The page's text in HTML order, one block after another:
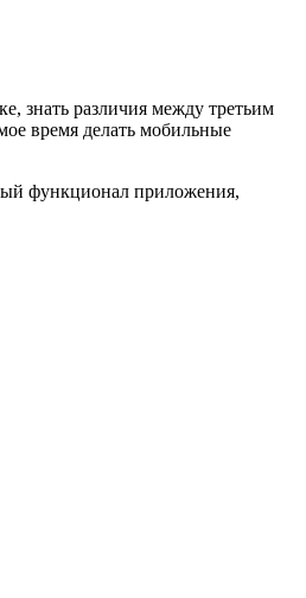
знать различия между третьим
время делать мобильные
функционал приложения,